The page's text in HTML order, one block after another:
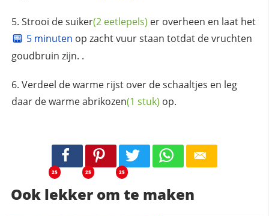
Strooi desuiker(2 eetlepels) er overheen en laat het
5 minuten op zacht vuur staan totdat de vruchten
goudbruin zijn. .
Verdeel de warme rijst over de schaaltjes en leg
daar de warmeabrikozen(1 stuk) op.
25 25 25
Ook lekker om te maken